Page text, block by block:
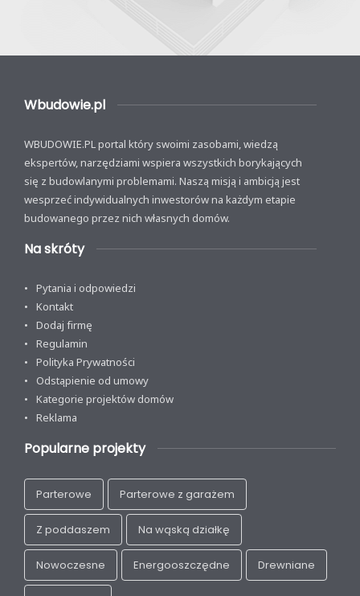
Wbudowie.pl
WBUDOWIE.PL portal który swoimi zasobami, wiedzą
ekspertów, narzędziami wspiera wszystkich borykających
się z budowlanymi problemami. Naszą misją i ambicją jest
wesprzeć indywidualnych inwestorów na każdym etapie
budowanego przez nich własnych domów.
Na skróty
Pytania i odpowiedzi
Kontakt
Dodaj firmę
Regulamin
Polityka Prywatności
Odstąpienie od umowy
Kategorie projektów domów
Reklama
Popularne projekty
Parterowe Parterowe z garażem
Z poddaszem Na wąską działkę
Nowoczesne Energooszczędne Drewniane